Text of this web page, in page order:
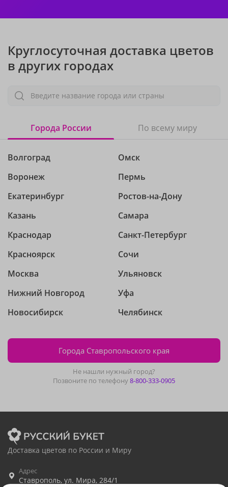
Круглосуточная доставка цветов
в других городах
Введите название города или страны
Города России По всему миру
Волгоград
Воронеж
Екатеринбург
Казань
Краснодар
Красноярск
Москва
Нижний Новгород
Новосибирск
Омск
Пермь
Ростов-на-Дону
Самара
Санкт-Петербург
Сочи
Ульяновск
Уфа
Челябинск
Города Ставропольского края
Не нашли нужный город?
Позвоните по телефону8-800-333-0905
Доставка цветов по России и Миру
Адрес
Ставрополь, ул. Мира, 284/1